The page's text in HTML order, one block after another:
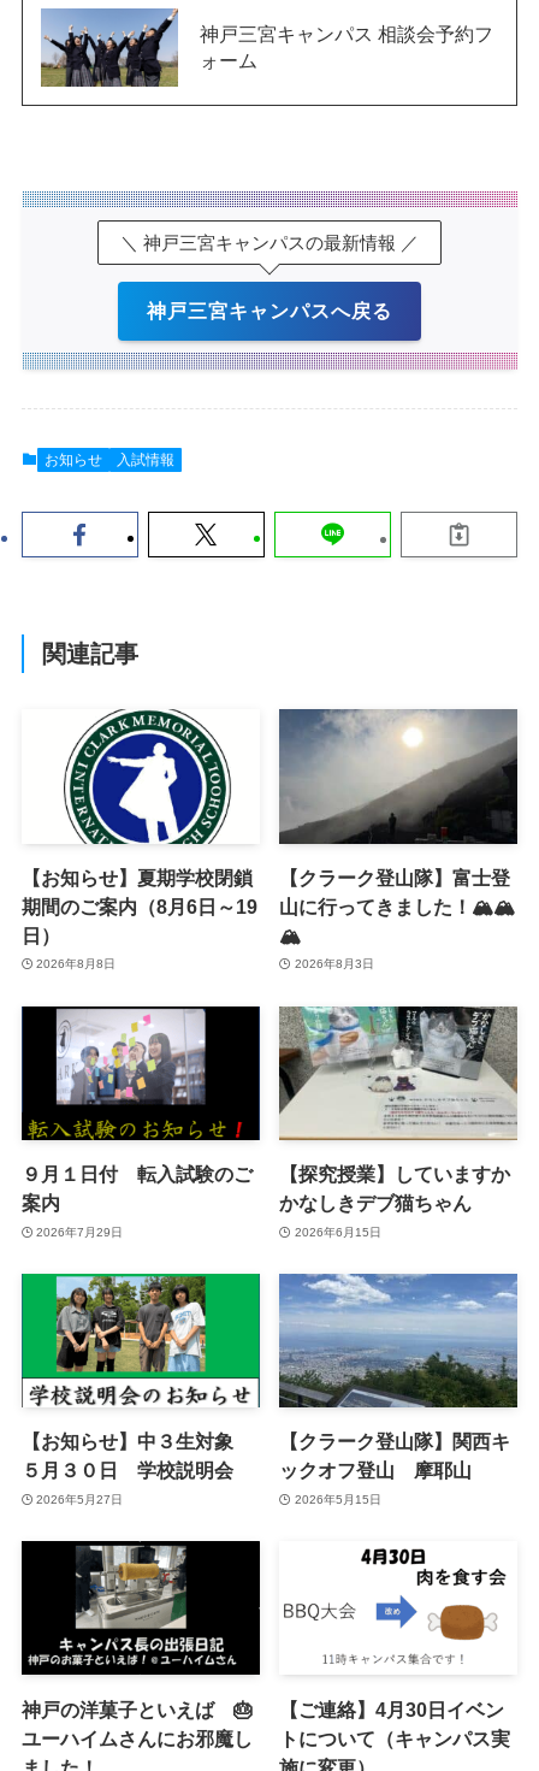
神戸三宮キャンパス 相談会予約フ
ォーム
＼ 神戸三宮キャンパスの最新情報 ／
神戸三宮キャンパスへ戻る
お知らせ 入試情報
関連記事
【お知らせ】夏期学校閉鎖
期間のご案内（8月6日～19
日）
2026年8月8日
【クラーク登山隊】富士登
山に行ってきました！🏔️🏔️
🏔️
2026年8月3日
９月１日付 転入試験のご
案内
2026年7月29日
【探究授業】していますか
かなしきデブ猫ちゃん
2026年6月15日
【お知らせ】中３生対象
５月３０日 学校説明会
2026年5月27日
【クラーク登山隊】関西キ
ックオフ登山 摩耶山
2026年5月15日
神戸の洋菓子といえば 🎂
ユーハイムさんにお邪魔し
【ご連絡】4月30日イベン
トについて（キャンパス実